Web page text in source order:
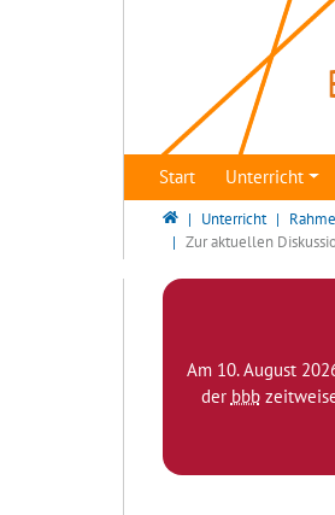
Start Unterricht
Bildungsserver Berlin -
Unterricht
Zur aktuellen
Am 10. August
der bbb